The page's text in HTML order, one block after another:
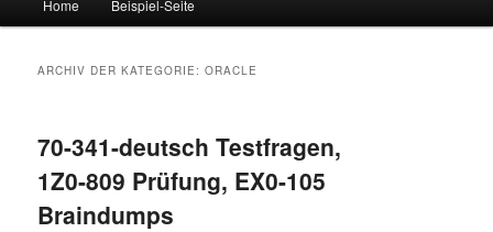
Zum Inhalt wechseln
Zum sekundären Inhalt wechseln
Home Beispiel-Seite
ARCHIV DER KATEGORIE:ORACLE
70-341-deutsch Testfragen,
1Z0-809 Prüfung, EX0-105
Braindumps